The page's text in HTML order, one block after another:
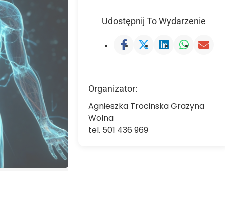
Udostępnij To Wydarzenie
Organizator:
Agnieszka Trocinska Grazyna
Wolna
tel. 501 436 969